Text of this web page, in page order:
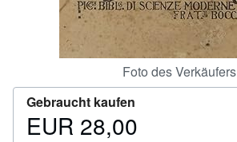
Foto des Verkäufers
Gebraucht kaufen
Preis
EUR 28,00